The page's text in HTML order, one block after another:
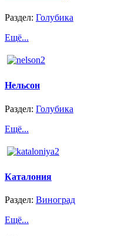
Раздел: Голубика
Ещё...
Нельсон
Раздел: Голубика
Ещё...
Каталония
Раздел: Виноград
Ещё...